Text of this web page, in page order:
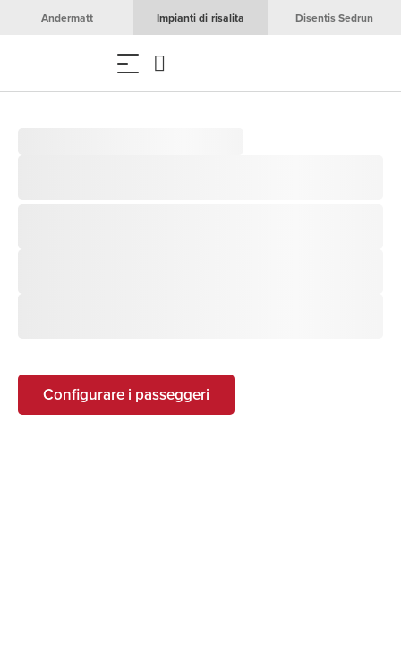
Andermatt Impianti di risalita Disentis Sedrun
Configurare i passeggeri